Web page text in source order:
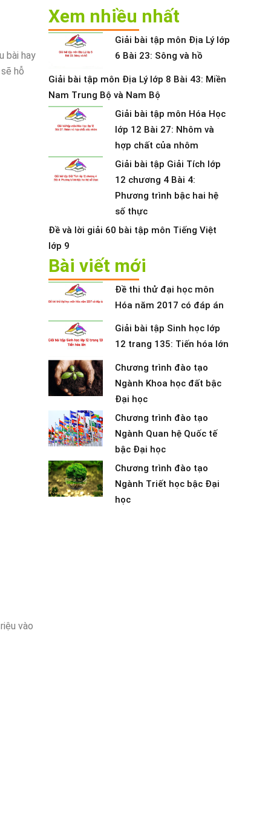
bài hay
hỗ
vào
Xem nhiều nhất
Giải bài tập môn Địa Lý lớp
6 Bài 23: Sông và hồ
Giải bài tập môn Địa Lý lớp 8 Bài 43: Miền
Nam Trung Bộ và Nam Bộ
Giải bài tập môn Hóa Học
lớp 12 Bài 27: Nhôm và
hợp chất của nhôm
Giải bài tập Giải Tích lớp
12 chương 4 Bài 4:
Phương trình bậc hai hệ
số thực
Đề và lời giải 60 bài tập môn Tiếng Việt
lớp 9
Bài viết mới
Đề thi thử đại học môn
Hóa năm 2017 có đáp án
Giải bài tập Sinh học lớp
12 trang 135: Tiến hóa lớn
Chương trình đào tạo
Ngành Khoa học đất bậc
Đại học
Chương trình đào tạo
Ngành Quan hệ Quốc tế
bậc Đại học
Chương trình đào tạo
Ngành Triết học bậc Đại
học